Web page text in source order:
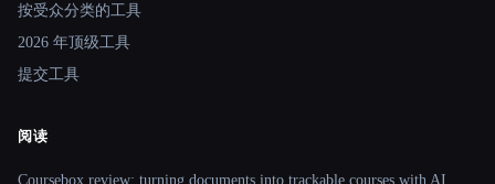
按受众分类的工具
2026 年顶级工具
提交工具
阅读
Coursebox review: turning documents into trackable courses with AI